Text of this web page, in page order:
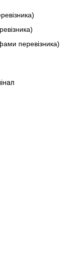
перевізника)